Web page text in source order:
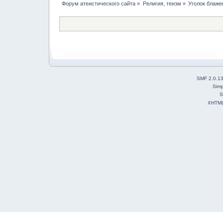
Форум атеистического сайта » Религия, теизм » Уголок
SMF 2.0.13